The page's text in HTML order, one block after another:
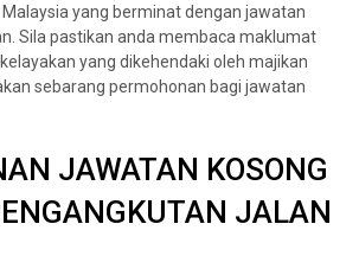
yang berminat dengan jawatan
Sila pastikan anda membaca maklumat
yang dikehendaki oleh majikan
sebarang permohonan bagi jawatan
JAWATAN KOSONG
JALAN